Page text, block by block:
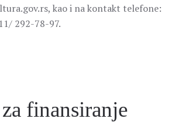
kao i na kontakt telefone:
292-78-97.
finansiranje